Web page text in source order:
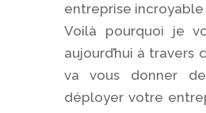
entreprise incroyable
Voilà pourquoi je
aujourd’hui à travers
va vous donner
déployer votre